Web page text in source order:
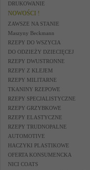
DRUKOWANIE
NOWOŚCI !
ZAWSZE NA STANIE
Maszyny Beckmann
RZEPY DO WSZYCIA
DO ODZIEŻY DZIECIĘCEJ
RZEPY DWUSTRONNE
RZEPY Z KLEJEM
RZEPY MILITARNE
TKANINY RZEPOWE
RZEPY SPECJALISTYCZNE
RZEPY GRZYBKOWE
RZEPY ELASTYCZNE
RZEPY TRUDNOPALNE
AUTOMOTIVE
HACZYKI PLASTIKOWE
OFERTA KONSUMENCKA
NICI COATS